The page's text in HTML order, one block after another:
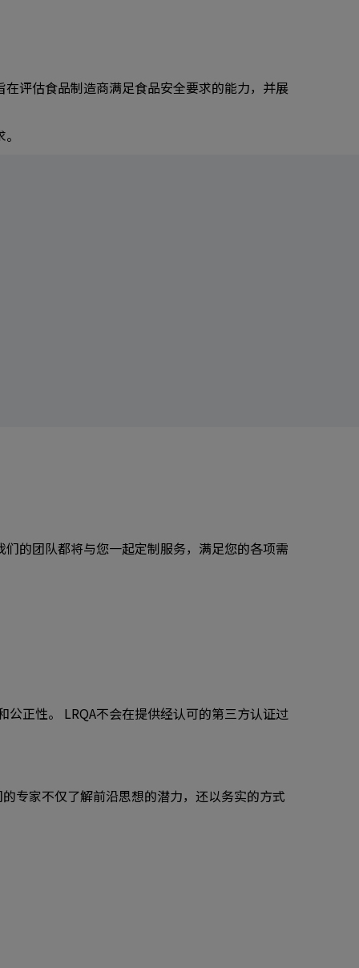
评估食品制造商满足食品安全要求的能力，并展
的团队都将与您一起定制服务，满足您的各项需
正性。 LRQA不会在提供经认可的第三方认证过
专家不仅了解前沿思想的潜力，还以务实的方式